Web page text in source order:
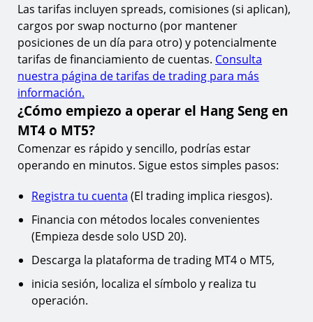
Las tarifas incluyen spreads, comisiones (si aplican),
cargos por swap nocturno (por mantener
posiciones de un día para otro) y potencialmente
tarifas de financiamiento de cuentas. Consulta
nuestra página de tarifas de trading para más
información.
¿Cómo empiezo a operar el Hang Seng en
MT4 o MT5?
Comenzar es rápido y sencillo, podrías estar
operando en minutos. Sigue estos simples pasos:
Registra tu cuenta (El trading implica riesgos).
Financia con métodos locales convenientes
(Empieza desde solo USD 20).
Descarga la plataforma de trading MT4 o MT5,
inicia sesión, localiza el símbolo y realiza tu
operación.